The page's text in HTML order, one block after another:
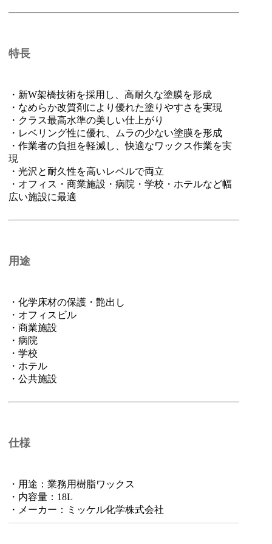
特長
・新W架橋技術を採用し、高耐久な塗膜を形成
・なめらか改質剤により優れた塗りやすさを実現
・クラス最高水準の美しい仕上がり
・レベリング性に優れ、ムラの少ない塗膜を形成
・作業者の負担を軽減し、快適なワックス作業を実
現
・光沢と耐久性を高いレベルで両立
・オフィス・商業施設・病院・学校・ホテルなど幅
広い施設に最適
用途
・化学床材の保護・艶出し
・オフィスビル
・商業施設
・病院
・学校
・ホテル
・公共施設
仕様
・用途：業務用樹脂ワックス
・内容量：18L
・メーカー：ミッケル化学株式会社